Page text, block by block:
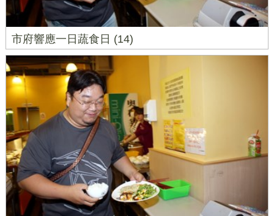
市府響應一日蔬食日 (14)